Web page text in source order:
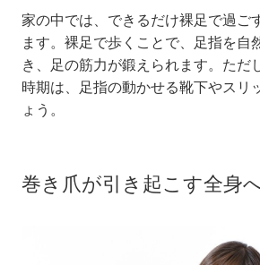
家の中では、できるだけ裸足で過ご
ます。裸足で歩くことで、足指を自
き、足の筋力が鍛えられます。ただ
時期は、足指の動かせる靴下やスリ
ょう。
巻き爪が引き起こす全身